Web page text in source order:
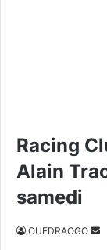
Racing
Alain
samedi
OUEDRAOGO